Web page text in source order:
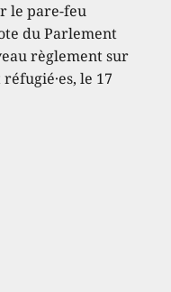
le pare-feu
du Parlement
règlement sur
le 17